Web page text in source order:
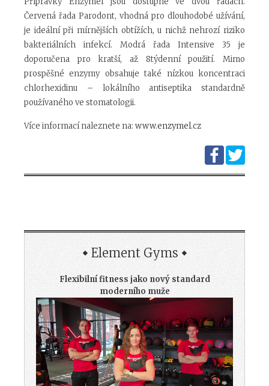
Červená řada Parodont, vhodná pro dlouhodobé užívání,
je ideální při mírnějších obtížích, u nichž nehrozí riziko
bakteriálních infekcí. Modrá řada Intensive 35 je
doporučena pro kratší, až 8týdenní použití. Mimo
prospěšné enzymy obsahuje také nízkou koncentraci
chlorhexidinu – lokálního antiseptika standardně
používaného ve stomatologii.
Více informací naleznete na: www.enzymel.cz
Element Gyms
Flexibilní fitness jako nový standard
moderního muže